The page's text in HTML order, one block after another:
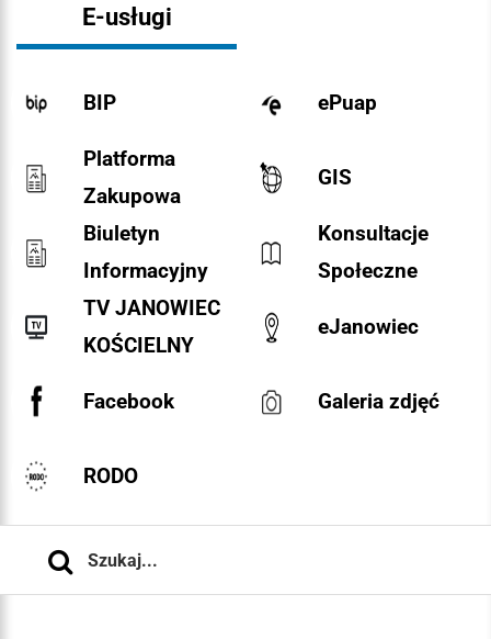
E-usługi
BIP ePuap
Platforma
Zakupowa
GIS
Biuletyn
Informacyjny
Konsultacje
Społeczne
TV JANOWIEC
KOŚCIELNY
eJanowiec
Facebook Galeria zdjęć
RODO